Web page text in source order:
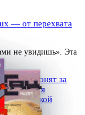
— от перехвата
не увидишь». Эта
шпионят за
критической